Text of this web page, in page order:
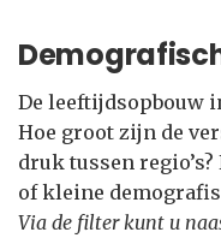
De leeftijdsopbouw
Hoe groot zijn de
druk tussen
of kleine
Via de filter kunt u